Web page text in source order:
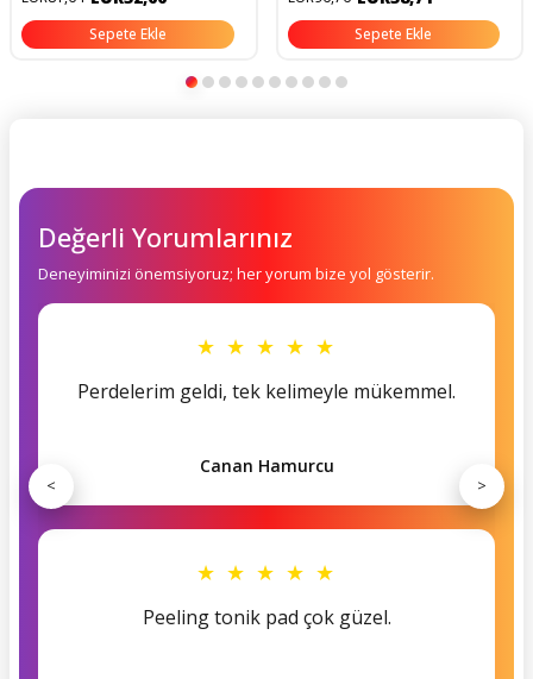
Sepete Ekle Sepete Ekle
Değerli Yorumlarınız
Deneyiminizi önemsiyoruz; her yorum bize yol gösterir.
★ ★ ★ ★ ★
Perdelerim geldi, tek kelimeyle mükemmel.
Canan Hamurcu
★ ★ ★ ★ ★
Peeling tonik pad çok güzel.
< >